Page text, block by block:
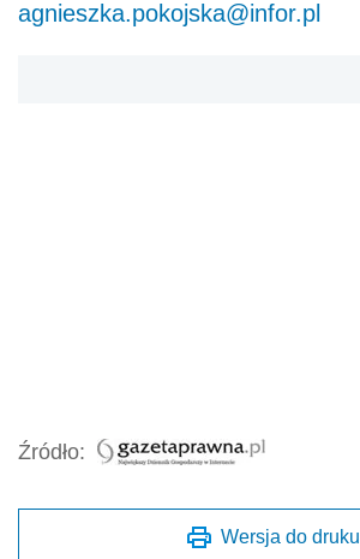
agnieszka.pokojska@infor.pl
Źródło:
Wersja do druku